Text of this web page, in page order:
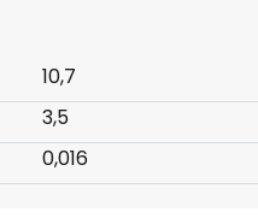
10,7
3,5
0,016